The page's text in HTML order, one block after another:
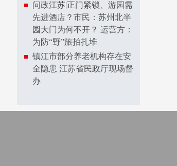
问政江苏|正门紧锁、游园需
先进酒店？市民：苏州北半
园大门为何不开？ 运营方：
为防“野”旅拍扎堆
镇江市部分养老机构存在安
全隐患 江苏省民政厅现场督
办